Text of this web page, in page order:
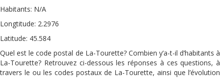
Habitants: N/A
Longtitude: 2.2976
Latitude: 45.584
Quel est le code postal de La-Tourette? Combien y’a-t-il d’habitants à
La-Tourette? Retrouvez ci-dessous les réponses à ces questions, à
travers le ou les codes postaux de La-Tourette, ainsi que l’évolution